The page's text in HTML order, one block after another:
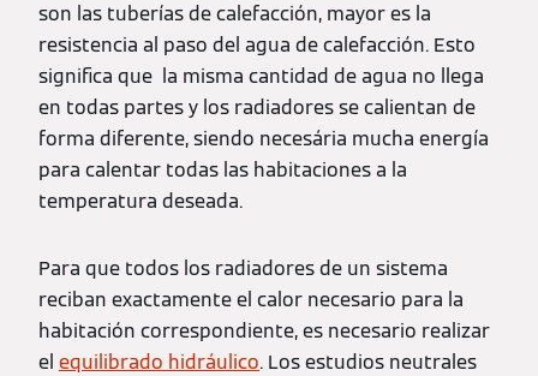
son las tuberías de calefacción, mayor es la
resistencia al paso del agua de calefacción. Esto
significa que la misma cantidad de agua no llega
en todas partes y los radiadores se calientan de
forma diferente, siendo necesária mucha energía
para calentar todas las habitaciones a la
temperatura deseada.
Para que todos los radiadores de un sistema
reciban exactamente el calor necesario para la
habitación correspondiente, es necesario realizar
el equilibrado hidráulico. Los estudios neutrales